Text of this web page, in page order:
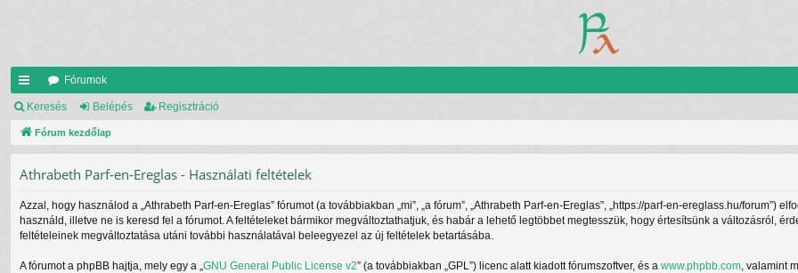
yo
rs
k
Fórumok
Keresés Belépés Regisztráció
Fórum kezdőlap
Athrabeth Parf-en-Ereglas - Használati feltételek
Azzal, hogy használod a „Athrabeth Parf-en-Ereglas” fórumot (a továbbiakban „mi”, „a fórum”, „Athrabeth Parf-en-Ereglas”, „https://parf-en-ereglass.hu/forum”)
használd, illetve ne is keresd fel a fórumot. A feltételeket bármikor megváltoztathatjuk, és habár a lehető legtöbbet megtesszük, hogy értesítsünk a változásról,
feltételeinek megváltoztatása utáni további használatával beleegyezel az új feltételek betartásába.
A fórumot a phpBB hajtja, mely egy a „ GNU General Public License v2” (a továbbiakban „GPL”) licenc alatt kiadott fórumszoftver, és a www.phpbb.com , valamint